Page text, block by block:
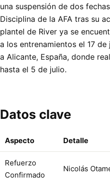
una suspensión de dos
Disciplina de la AFA tras su
plantel de River ya se
a los entrenamientos el 17
a Alicante, España, donde
hasta el 5 de julio.
Datos clave
Aspecto Detalle
Refuerzo
Confirmado
Nicolás